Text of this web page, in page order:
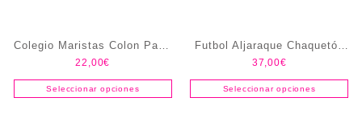
Colegio Maristas Colon Pack
Entrenamiento Fútbol
22,00€
Seleccionar opciones
Futbol Aljaraque Chaquetón
Nepal
37,00€
Seleccionar opciones